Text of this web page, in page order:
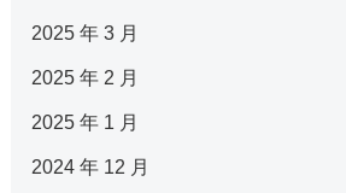
2025 年 3 月
2025 年 2 月
2025 年 1 月
2024 年 12 月